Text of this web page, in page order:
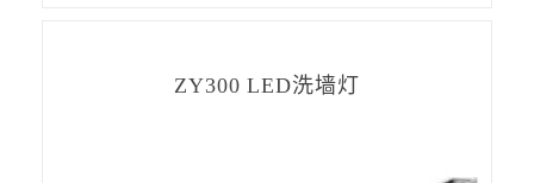
ZY300 LED洗墙灯